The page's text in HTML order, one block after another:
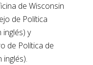
de Wisconsin
de Política
inglés) y
de Política de
inglés).